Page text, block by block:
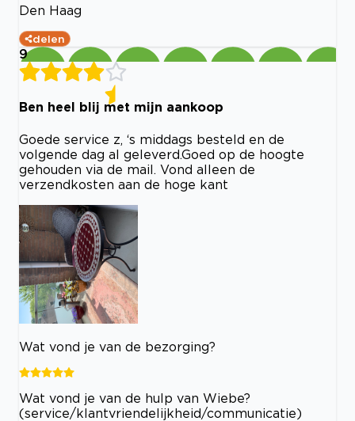
Den Haag
delen
9
Ben heel blij met mijn aankoop
Goede service z, ‘s middags besteld en de
volgende dag al geleverd.Goed op de hoogte
gehouden via de mail. Vond alleen de
verzendkosten aan de hoge kant
Wat vond je van de bezorging?
Wat vond je van de hulp van Wiebe?
(service/klantvriendelijkheid/communicatie)